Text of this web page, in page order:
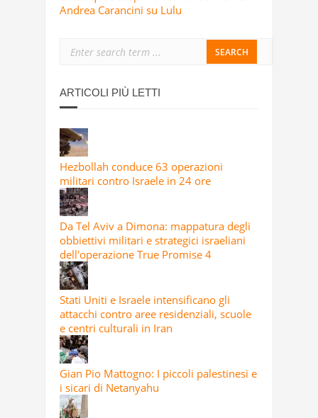
Andrea Carancini su Lulu
ARTICOLI PIÙ LETTI
Hezbollah conduce 63 operazioni
militari contro Israele in 24 ore
Da Tel Aviv a Dimona: mappatura degli
obbiettivi militari e strategici israeliani
dell'operazione True Promise 4
Stati Uniti e Israele intensificano gli
attacchi contro aree residenziali, scuole
e centri culturali in Iran
Gian Pio Mattogno: I piccoli palestinesi e
i sicari di Netanyahu